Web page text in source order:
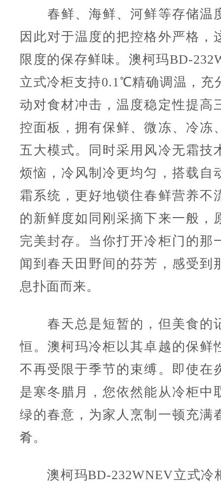
春鲜、海鲜、河鲜等存储温
因此对于温度的把控格外严格，
限度的保存鲜味。澳柯玛BD-
立式冷柜支持0.1℃精确调温，充
动对食材冲击，温度稳定性提高
控面板，拥有保鲜、微冻、冷冻
五大模式。同时采用风冷无霜技
烦恼，冷风制冷更均匀，搭载自
霜系统，更好地锁住春鲜营养不
的新鲜度如同刚采摘下来一般，
完美封存。当你打开冷柜门的那
闻到春天田野间的芬芳，感受到
息扑面而来。
春天总是短暂的，但美食的
恒。澳柯玛冷柜以其卓越的保鲜
不再受限于季节的束缚。即使在
是寒冬腊月，您依然能从冷柜中
绿的春意，为家人烹制一顿充满
肴。
澳柯玛BD-232WNEV立式冷